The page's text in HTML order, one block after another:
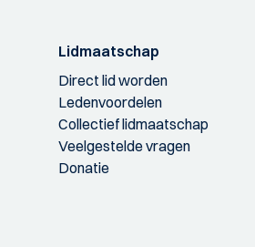
Lidmaatschap
Direct lid worden
Ledenvoordelen
Collectief lidmaatschap
Veelgestelde vragen
Donatie